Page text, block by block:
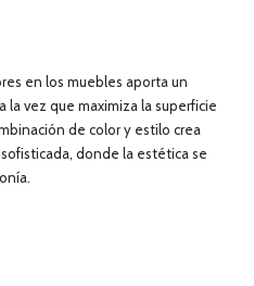
en los muebles aporta un
la vez que maximiza la superficie
de color y estilo crea
donde la estética se